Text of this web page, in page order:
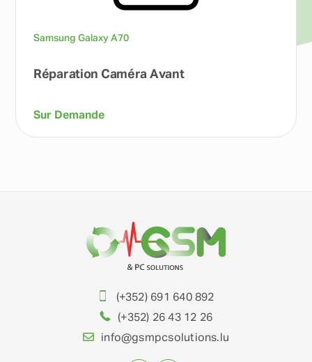
Samsung Galaxy A70
Réparation Caméra Avant
Sur Demande
(+352) 691 640 892
(+352) 26 43 12 26
info@gsmpcsolutions.lu